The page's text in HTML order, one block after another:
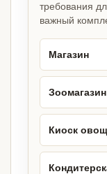
требования
важный
Магазин
Зоомагазин
Киоск